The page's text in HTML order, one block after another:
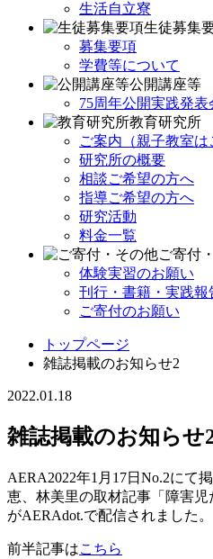
生活自立寮
生徒募集
募集要項
学費等について
公開講座等
75周年公開実践発表
教育研究所
ご案内（親子教室は
研究所の概要
相談ご希望の方へ
指導ご希望の方へ
研究活動
料金一覧
ご寄付
体験実習のお願い
刊行・書籍・実践報
ご寄付のお願い
トップページ
雑誌掲載のお知らせ2
2022.01.18
雑誌掲載のお知らせ
AERA2022年1月17日No.2にて
恵、林美里の取材記事「障害児
がAERAdot.で配信されました。
前半記事はこちら